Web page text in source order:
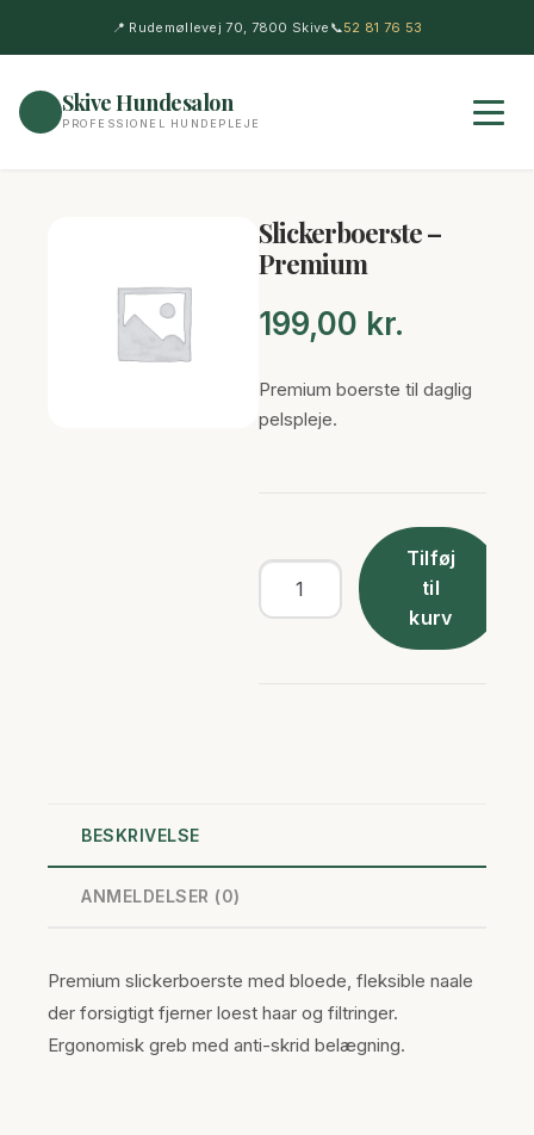
📍 Rudemøllevej 70, 7800 Skive 📞52 81 76 53
Skive Hundesalon
PROFESSIONEL HUNDEPLEJE
Slickerboerste –
Premium
199,00 kr.
Premium boerste til daglig
pelspleje.
Slickerboerste
-
Tilføj
til
kurv
BESKRIVELSE
ANMELDELSER (0)
Premium slickerboerste med bloede, fleksible naale
der forsigtigt fjerner loest haar og filtringer.
Ergonomisk greb med anti-skrid belægning.